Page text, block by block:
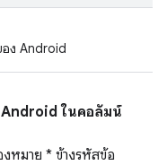
ง Android
Android ในคอลัมน์
หมาย * ข้างรหัสข้อ